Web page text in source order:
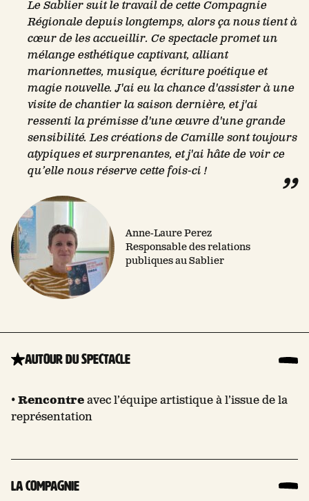
Le Sablier suit le travail de cette Compagnie
Régionale depuis longtemps, alors ça nous tient à
cœur de les accueillir. Ce spectacle promet un
mélange esthétique captivant, alliant
marionnettes, musique, écriture poétique et
magie nouvelle. J'ai eu la chance d'assister à une
visite de chantier la saison dernière, et j'ai
ressenti la prémisse d'une œuvre d'une grande
sensibilité. Les créations de Camille sont toujours
atypiques et surprenantes, et j'ai hâte de voir ce
qu’elle nous réserve cette fois-ci !
Anne-Laure Perez
Responsable des relations
publiques au Sablier
Autour du spectacle
•Rencontreavec l’équipe artistique à l’issue de la
représentation
La compagnie